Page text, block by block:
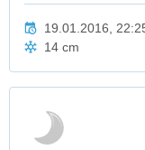
19.01.2016,
14 cm